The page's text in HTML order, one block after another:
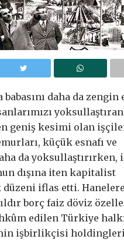
daha da zengin
geniş kesimi olan
küçük esnafı ve
da yoksullaştırırken,
dışına iten kapitalist
iflas etti.
borç faiz döviz
edilen Türkiye
işbirlikçisi